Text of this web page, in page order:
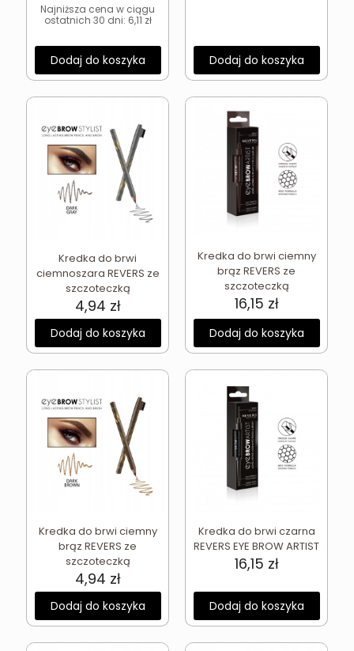
wynosiła:
8,15 zł.
wynosi:
6,11 zł.
Najniższa cena w ciągu
ostatnich 30 dni: 6,11 zł
Dodaj do koszyka Dodaj do koszyka
Kredka do brwi
ciemnoszara REVERS ze
szczoteczką
4,94 zł
Dodaj do koszyka
Kredka do brwi ciemny
brąz REVERS ze
szczoteczką
16,15 zł
Dodaj do koszyka
Kredka do brwi ciemny
brąz REVERS ze
szczoteczką
4,94 zł
Dodaj do koszyka
Kredka do brwi czarna
REVERS EYE BROW ARTIST
16,15 zł
Dodaj do koszyka